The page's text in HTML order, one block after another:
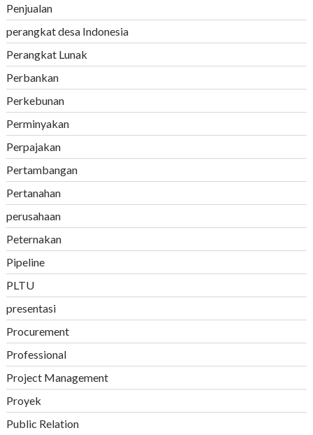
Penjualan
perangkat desa Indonesia
Perangkat Lunak
Perbankan
Perkebunan
Perminyakan
Perpajakan
Pertambangan
Pertanahan
perusahaan
Peternakan
Pipeline
PLTU
presentasi
Procurement
Professional
Project Management
Proyek
Public Relation